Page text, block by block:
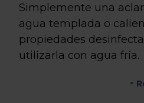
Simplemente una
agua templada o
propiedades
utilizarla con agua fría.